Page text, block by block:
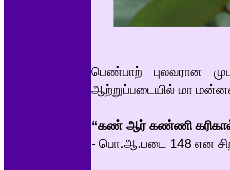
பெண்பாற் புலவரான
ஆற்றுப்படையில் மா
“கண் ஆர் கண்ணி
- பொ.ஆ.படை 148 என